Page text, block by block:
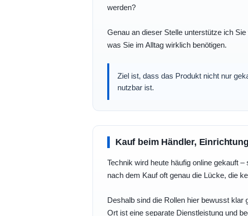
werden?
Genau an dieser Stelle unterstütze ich
was Sie im Alltag wirklich benötigen.
Ziel ist, dass das Produkt nicht nur
nutzbar ist.
Kauf beim Händler,
Technik wird heute häufig online gekauft
nach dem Kauf oft genau die Lücke, die
Deshalb sind die Rollen hier bewusst klar
Ort ist eine separate Dienstleistung und